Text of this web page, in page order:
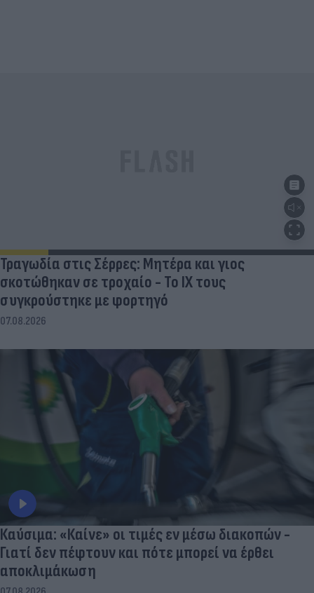
Τραγωδία στις Σέρρες: Μητέρα και γιος
σκοτώθηκαν σε τροχαίο - Το ΙΧ τους
συγκρούστηκε με φορτηγό
07.08.2026
Καύσιμα: «Καίνε» οι τιμές εν μέσω διακοπών -
Γιατί δεν πέφτουν και πότε μπορεί να έρθει
αποκλιμάκωση